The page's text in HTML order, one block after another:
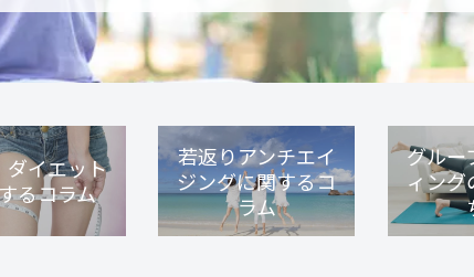
ダイエット
るコラム
若返りアンチエイ
ジングに関するコ
ラム
グルー
ィング